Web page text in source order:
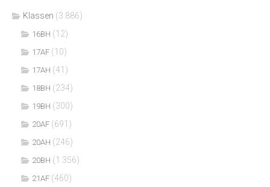
Klassen (3.886)
16BH (12)
17AF (10)
17AH (41)
18BH (234)
19BH (300)
20AF (691)
20AH (246)
20BH (1.356)
21AF (460)